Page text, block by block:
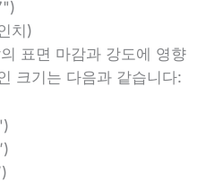
치)
표면 마감과 강도에 영향
크기는 다음과 같습니다: